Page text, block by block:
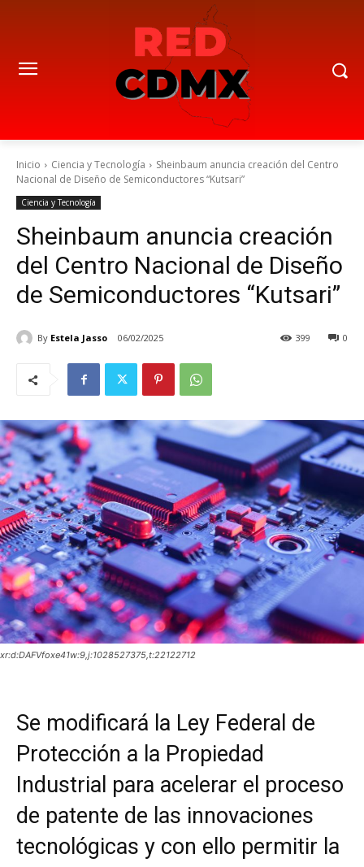
Inicio Ciencia y Tecnología
Sheinbaum anuncia creación del Centro
Nacional de Diseño de Semiconductores “Kutsari”
Ciencia y Tecnología
Sheinbaum anuncia creación
del Centro Nacional de Diseño
de Semiconductores “Kutsari”
By Estela Jasso 06/02/2025 0
399
xr:d:DAFVfoxe41w:9,j:1028527375,t:22122712
Se modificará la Ley Federal de
Protección a la Propiedad
Industrial para acelerar el proceso
de patente de las innovaciones
tecnológicas y con ello permitir la